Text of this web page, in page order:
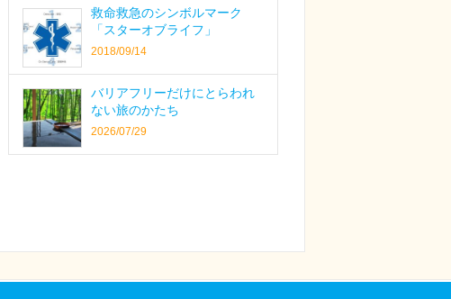
救命救急のシンボルマーク
「スターオブライフ」
2018/09/14
バリアフリーだけにとらわれ
ない旅のかたち
2026/07/29